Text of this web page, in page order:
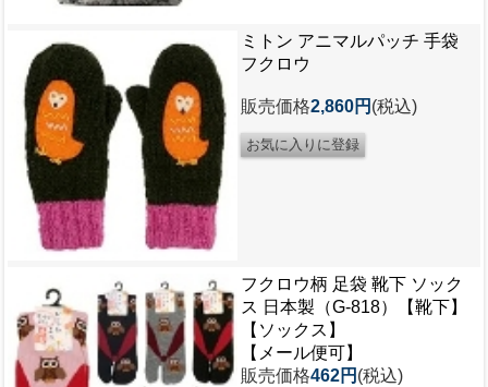
ミトン アニマルパッチ 手袋
フクロウ
販売価格2,860円 (税込)
フクロウ柄 足袋 靴下 ソック
ス 日本製（G-818）【靴下】
【ソックス】
【メール便可】
販売価格462円 (税込)